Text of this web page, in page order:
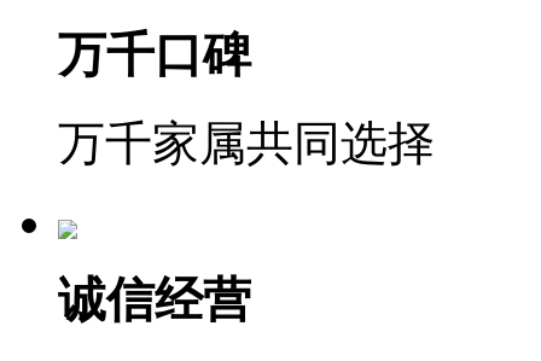
万千口碑
万千家属共同选择
诚信经营